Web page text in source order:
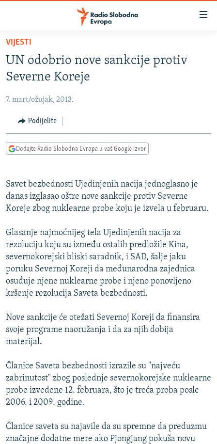
Pređite
glavni
sadržaj
na
navigaciju
Pređite
na
KOSOVO
CRNA GORA
VIDEO
INFOGRAFIKE
PODCASTI
KINA NA BALKANU
RSE PRIČE IZ SVIJETA
ISPRIČAJ MI
DNEVNO@RSE
SPECIJALI RSE
VIŠE OD NASLOVA
GENOCID U SREBRENICI
POPLAVE I KLIZIŠTA U BIH 2024.
TV LIBERTY
POST SCRIPTUM
MOJA EVROPA
TRI DECENIJE OD RATA U BIH
SVE KARTE DEJTONA
PRATITE NAS
Sve RFE/RL stranice
VIJESTI
UN odobrio nove sankcije protiv
Severne Koreje
7. mart/ožujak, 2013.
Podijelite
Dodajte Radio Slobodna Evropa u vaš Google izvor
Savet bezbednosti Ujedinjenih nacija jednoglasno je
danas izglasao oštre nove sankcije protiv Severne
Koreje zbog nuklearne probe koju je izvela u februaru.
Glasanje najmoćnijeg tela Ujedinjenih nacija za
rezoluciju koju su između ostalih predložile Kina,
severnokorejski bliski saradnik, i SAD, šalje jaku
poruku Severnoj Koreji da međunarodna zajednica
osuđuje njene nuklearne probe i njeno ponovljeno
kršenje rezolucija Saveta bezbednosti.
Nove sankcije će otežati Severnoj Koreji da finansira
svoje programe naoružanja i da za njih dobija
materijal.
Članice Saveta bezbednosti izrazile su "najveću
zabrinutost" zbog poslednje severnokorejske nuklearne
probe izvedene 12. februara, što je treća proba posle
2006. i 2009. godine.
Članice saveta su najavile da su spremne da preduzmu
značajne dodatne mere ako Pjongjang pokuša novu